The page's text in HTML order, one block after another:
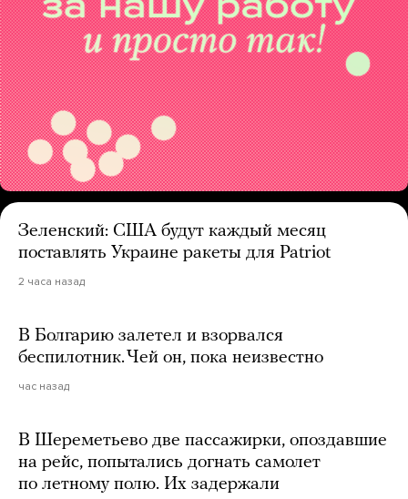
Зеленский: США будут каждый месяц
поставлять Украине ракеты для Patriot
2 часа назад
В Болгарию залетел и взорвался
беспилотник. Чей он, пока неизвестно
час назад
В Шереметьево две пассажирки, опоздавшие
на рейс, попытались догнать самолет
по летному полю. Их задержали